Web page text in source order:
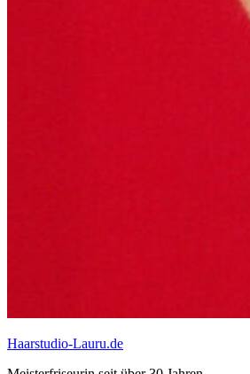
Haarstudio-Lauru.de